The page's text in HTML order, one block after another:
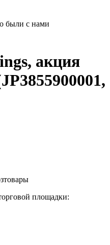
были с нами
акция
площадки: